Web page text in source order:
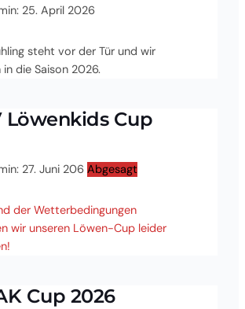
25. April 2026
steht vor der Tür und wir
die Saison 2026.
Löwenkids Cup
27. Juni 206 Abgesagt
der Wetterbedingungen
wir unseren Löwen-Cup leider
Cup 2026